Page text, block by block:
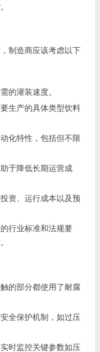
制造商应该考虑以下
的灌装速度。
生产的具体类型饮料
化特性，包括但不限
于降低长期运营成
资、运行成本以及预
行业标准和法规要
的部分都使用了耐腐
全保护机制，如过压
时监控关键参数如压